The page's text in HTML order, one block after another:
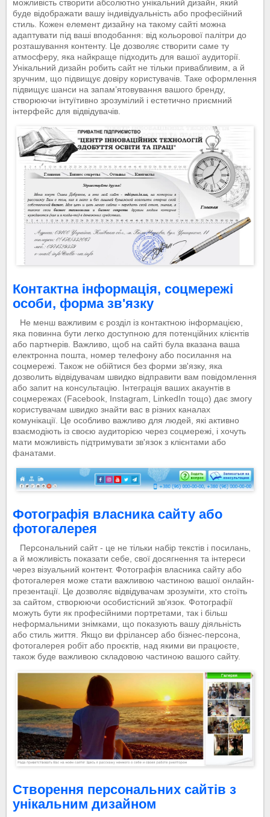
можливість створити абсолютно унікальний дизайн, який
буде відображати вашу індивідуальність або професійний
стиль. Кожен елемент дизайну на такому сайті можна
адаптувати під ваші вподобання: від кольорової палітри до
розташування контенту. Це дозволяє створити саме ту
атмосферу, яка найкраще підходить для вашої аудиторії.
Унікальний дизайн робить сайт не тільки привабливим, а й
зручним, що підвищує довіру користувачів. Таке оформлення
підвищує шанси на запам’ятовування вашого бренду,
створюючи інтуїтивно зрозумілий і естетично приємний
інтерфейс для відвідувачів.
Контактна інформація, соцмережі
особи, форма зв'язку
Не менш важливим є розділ із контактною інформацією,
яка повинна бути легко доступною для потенційних клієнтів
або партнерів. Важливо, щоб на сайті була вказана ваша
електронна пошта, номер телефону або посилання на
соцмережі. Також не обійтися без форми зв'язку, яка
дозволить відвідувачам швидко відправити вам повідомлення
або запит на консультацію. Інтеграція ваших акаунтів в
соцмережах (Facebook, Instagram, LinkedIn тощо) дає змогу
користувачам швидко знайти вас в різних каналах
комунікації. Це особливо важливо для людей, які активно
взаємодіють із своєю аудиторією через соцмережі, і хочуть
мати можливість підтримувати зв'язок з клієнтами або
фанатами.
Фотографія власника сайту або
фотогалерея
Персональний сайт - це не тільки набір текстів і посилань,
а й можливість показати себе, свої досягнення та інтереси
через візуальний контент. Фотографія власника сайту або
фотогалерея може стати важливою частиною вашої онлайн-
презентації. Це дозволяє відвідувачам зрозуміти, хто стоїть
за сайтом, створюючи особистісний зв'язок. Фотографії
можуть бути як професійними портретами, так і більш
неформальними знімками, що показують вашу діяльність
або стиль життя. Якщо ви фрілансер або бізнес-персона,
фотогалерея робіт або проєктів, над якими ви працюєте,
також буде важливою складовою частиною вашого сайту.
Створення персональних сайтів з
унікальним дизайном